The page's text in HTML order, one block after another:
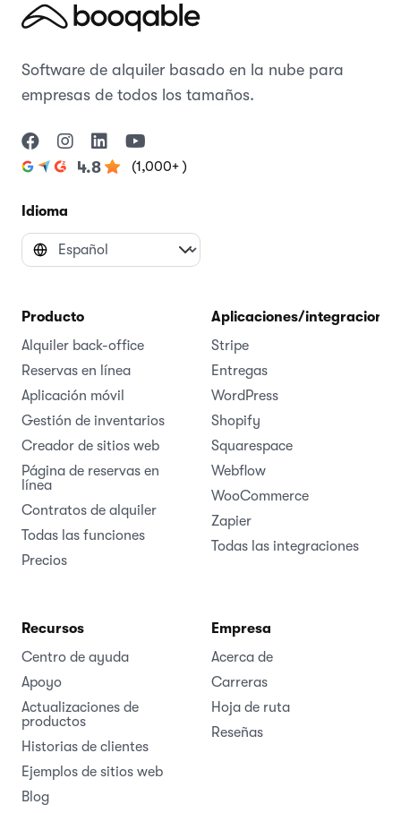
Software de alquiler basado en la nube para
empresas de todos los tamaños.
4.8 (1,000+ )
Idioma
Producto
Alquiler back-office
Reservas en línea
Aplicación móvil
Gestión de inventarios
Creador de sitios web
Página de reservas en
línea
Contratos de alquiler
Todas las funciones
Precios
Aplicaciones/integraciones
Stripe
Entregas
WordPress
Shopify
Squarespace
Webflow
WooCommerce
Zapier
Todas las integraciones
Recursos
Centro de ayuda
Apoyo
Actualizaciones de
productos
Historias de clientes
Ejemplos de sitios web
Blog
Empresa
Acerca de
Carreras
Hoja de ruta
Reseñas